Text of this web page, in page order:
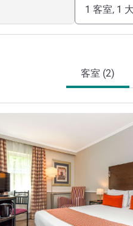
commercial hub, is an ideal
groups looking for value that
1 客室, 1
客室 (2)
表示